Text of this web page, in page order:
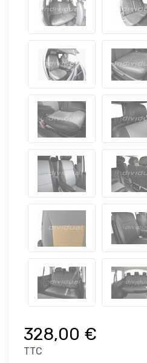
328,00 €
TTC